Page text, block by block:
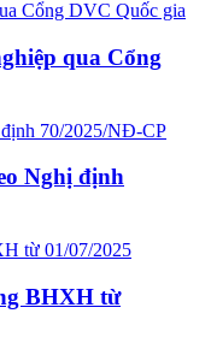
qua Cổng
Nghị định
BHXH từ